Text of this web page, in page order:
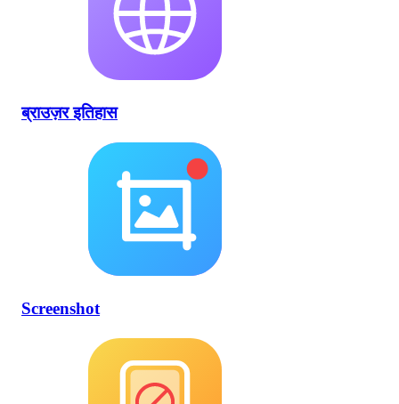
ब्राउज़र इतिहास
Screenshot